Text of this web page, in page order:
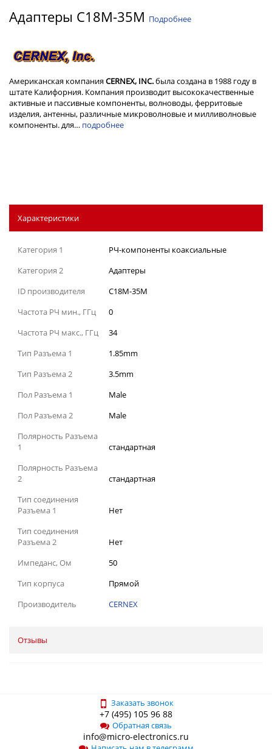
Адаптеры C18M-35M Подробнее
Американская компанияCERNEX, INC.была создана в 1988 году в
штате Калифорния. Компания производит высококачественные
активные и пассивные компоненты, волноводы, ферритовые
изделия, антенны, различные микроволновые и милливолновые
компоненты. для… подробнее
Характеристики
Категория 1
РЧ-компоненты коаксиальные
Категория 2
Адаптеры
ID производителя
C18M-35M
Частота РЧ мин., ГГц
0
Частота РЧ макс., ГГц
34
Тип Разъема 1
1.85mm
Тип Разъема 2
3.5mm
Пол Разъема 1
Male
Пол Разъема 2
Male
Полярность Разъема
1
стандартная
Полярность Разъема
2
стандартная
Тип соединения
Разъема 1
Нет
Тип соединения
Разъема 2
Нет
Импеданс, Ом
50
Тип корпуса
Прямой
Производитель
CERNEX
Отзывы
Заказать звонок
+7 (495) 105 96 88
Обратная связь
info@micro-electronics.ru